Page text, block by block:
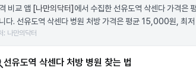
비교 앱 [나만의닥터] 에서 수집한 선유도역 삭센다 가격
다. 선유도역 삭센다 병원 처방 가격은 평균 15,000원, 최
: 나만의닥터
선유도역 삭센다 처방 병원 찾는 법